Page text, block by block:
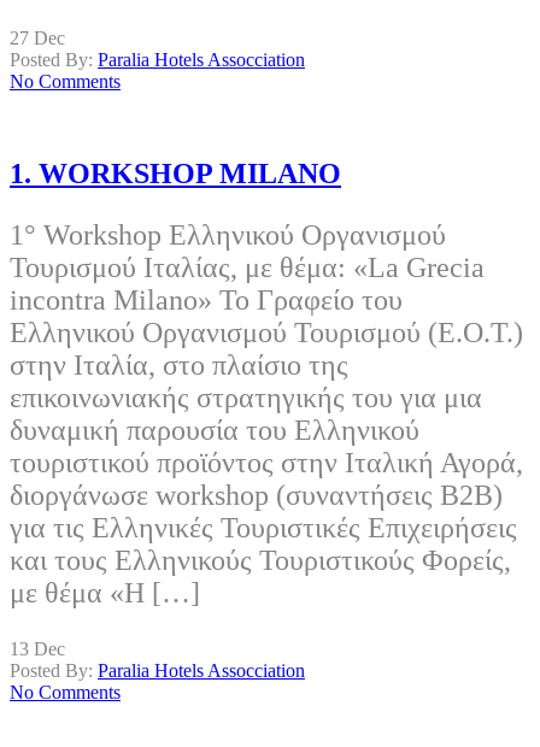
27 Dec
Posted By: Paralia Hotels Assocciation
No Comments
1. WORKSHOP MILANO
1° Workshop Ελληνικού Οργανισμού
Τουρισμού Ιταλίας, με θέμα: «La Grecia
incontra Milano» Το Γραφείο του
Ελληνικού Οργανισμού Τουρισμού (E.O.T.)
στην Ιταλία, στο πλαίσιο της
επικοινωνιακής στρατηγικής του για μια
δυναμική παρουσία του Ελληνικού
τουριστικού προϊόντος στην Ιταλική Αγορά,
διοργάνωσε workshop (συναντήσεις Β2Β)
για τις Ελληνικές Τουριστικές Επιχειρήσεις
και τους Ελληνικούς Τουριστικούς Φορείς,
με θέμα «Η […]
13 Dec
Posted By: Paralia Hotels Assocciation
No Comments